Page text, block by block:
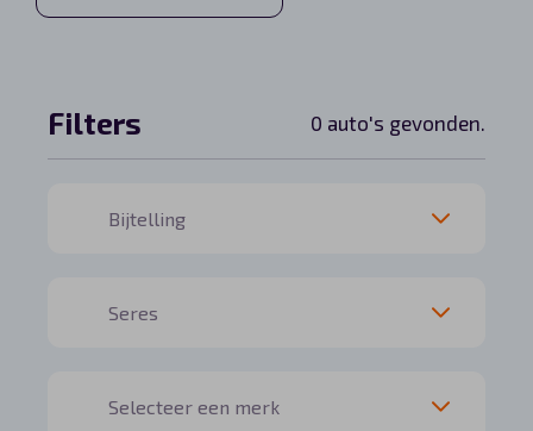
Filters 0 auto's gevonden.